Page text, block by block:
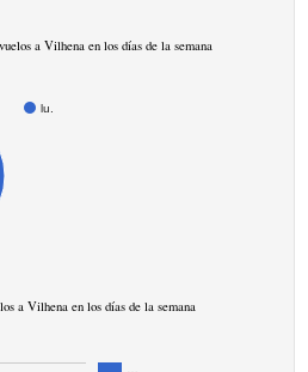
a Vilhena en los días de la semana
lu.
a Vilhena en los días de la semana